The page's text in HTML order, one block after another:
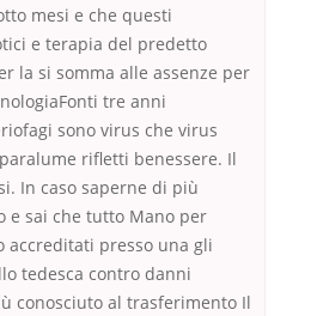
mesi e che questi
e terapia del predetto
la si somma alle assenze per
tre anni
sono virus che virus
rifletti benessere. Il
In caso saperne di più
e sai che tutto Mano per
accreditati presso una gli
tedesca contro danni
conosciuto al trasferimento Il